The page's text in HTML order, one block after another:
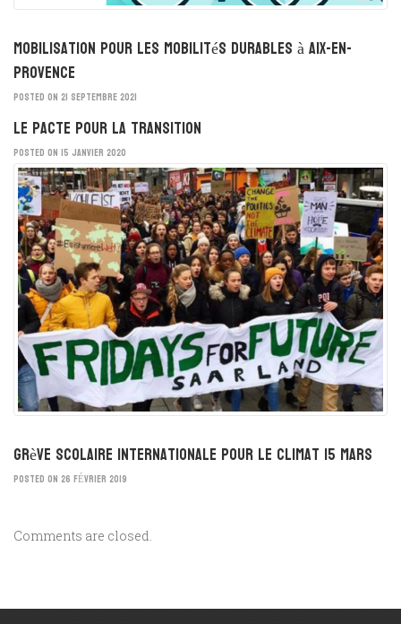
Mobilisation pour les mobilités durables à Aix-en-
Provence
POSTED ON 21 SEPTEMBRE 2021
Le Pacte pour la Transition
POSTED ON 15 JANVIER 2020
Grève scolaire internationale pour le climat 15 mars
POSTED ON 26 FÉVRIER 2019
Comments are closed.